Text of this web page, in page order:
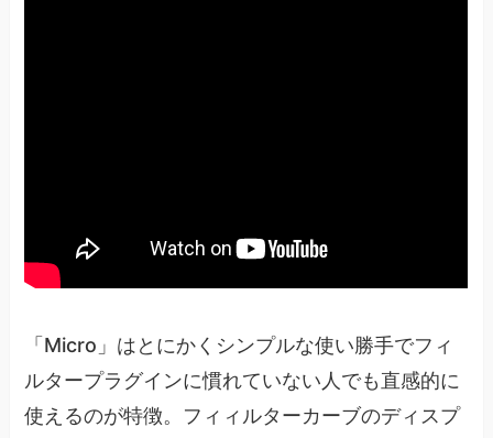
「Micro」はとにかくシンプルな使い勝手でフィ
ルタープラグインに慣れていない人でも直感的に
使えるのが特徴。フィィルターカーブのディスプ